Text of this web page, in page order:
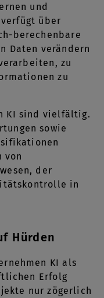
und
über
berechenbare
Daten verändern
zu
zu
KI sind vielfältig.
sowie
von
der
in
Hürden
KI als
Erfolg
nur zögerlich